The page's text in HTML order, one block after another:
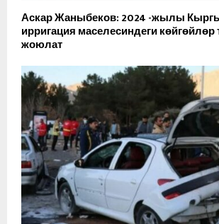
Аскар Жаныбеков: 2024 -жылы
ирригация маселесиндеги көйгөйлөр
жоюлат